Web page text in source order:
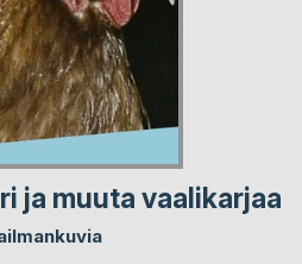
ja muuta vaalikarjaa